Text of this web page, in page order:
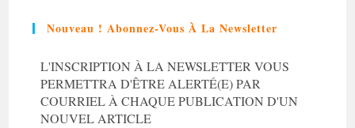
Nouveau ! Abonnez-Vous À La Newsletter
L'INSCRIPTION À LA NEWSLETTER VOUS
PERMETTRA D'ÊTRE ALERTÉ(E) PAR
COURRIEL À CHAQUE PUBLICATION D'UN
NOUVEL ARTICLE